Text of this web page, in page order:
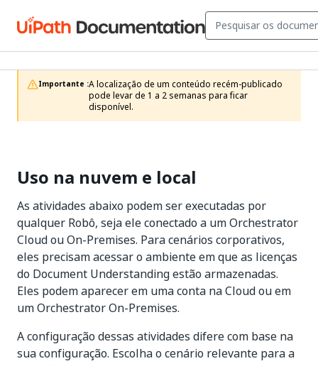
Importante :A localização de um conteúdo recém-publicado
pode levar de 1 a 2 semanas para ficar
disponível.
Uso na nuvem e local
As atividades abaixo podem ser executadas por
qualquer Robô, seja ele conectado a um Orchestrator
Cloud ou On-Premises. Para cenários corporativos,
eles precisam acessar o ambiente em que as licenças
do Document Understanding estão armazenadas.
Eles podem aparecer em uma conta na Cloud ou em
um Orchestrator On-Premises.
A configuração dessas atividades difere com base na
sua configuração. Escolha o cenário relevante para a